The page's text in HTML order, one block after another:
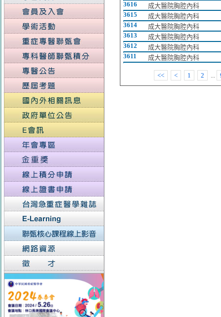
3616
成大醫院胸腔內科
3615
成大醫院胸腔內科
3614
成大醫院胸腔內科
3613
成大醫院胸腔內科
3612
成大醫院胸腔內科
3611
成大醫院胸腔內科
<< < 1 2 ...